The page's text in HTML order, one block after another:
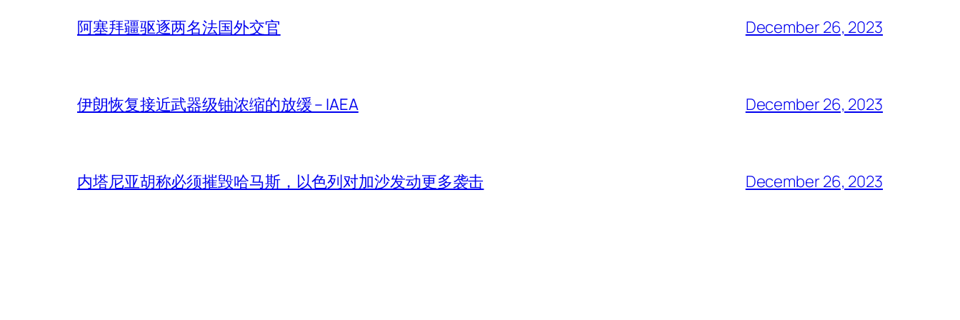
阿塞拜疆驱逐两名法国外交官 December 26, 2023
伊朗恢复接近武器级铀浓缩的放缓 – IAEA December 26, 2023
内塔尼亚胡称必须摧毁哈马斯，以色列对加沙发动更多袭击 December 26, 2023